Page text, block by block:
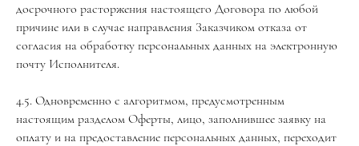
досрочного расторжения настоящего Договора по любой
причине или в случае направления Заказчиком отказа от
согласия на обработку персональных данных на электронную
почту Исполнителя.
4.5. Одновременно с алгоритмом, предусмотренным
настоящим разделом Оферты, лицо, заполнившее заявку на
оплату и на предоставление персональных данных, переходит